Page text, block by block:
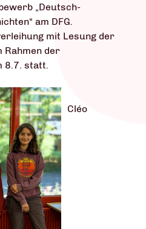
„Deutsch-
am DFG.
mit Lesung der
Rahmen der
8.7. statt.
Cléo